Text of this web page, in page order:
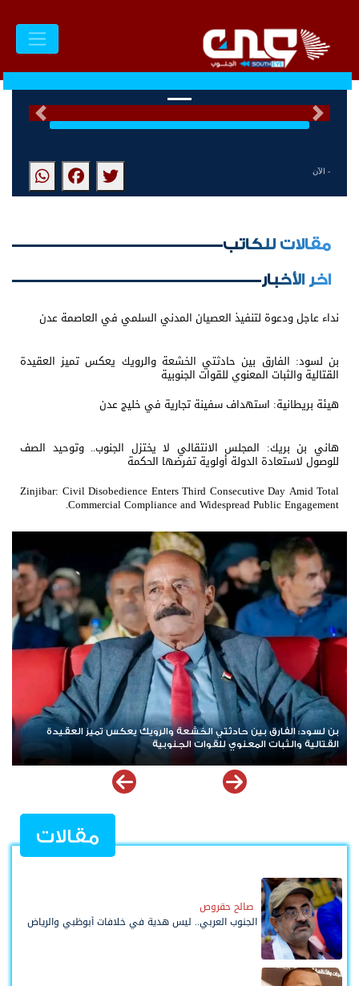
التالى السابق
- الآن
مقالات للكاتب
اخر الأخبار
نداء عاجل ودعوة لتنفيذ العصيان المدني السلمي في العاصمة عدن
بن لسود: الفارق بين حادثتي الخشعة والرويك يعكس تميز العقيدة
القتالية والثبات المعنوي للقوات الجنوبية
هيئة بريطانية: استهداف سفينة تجارية في خليج عدن
هاني بن بريك: المجلس الانتقالي لا يختزل الجنوب.. وتوحيد الصف
للوصول لاستعادة الدولة أولوية تفرضها الحكمة
Zinjibar: Civil Disobedience Enters Third Consecutive Day Amid Total
Commercial Compliance and Widespread Public Engagement.
بن لسود: الفارق بين حادثتي الخشعة والرويك يعكس تميز العقيدة
القتالية والثبات المعنوي للقوات الجنوبية
مقالات
صالح حقروص
الجنوب العربي.. ليس هدية في خلافات أبوظبي والرياض